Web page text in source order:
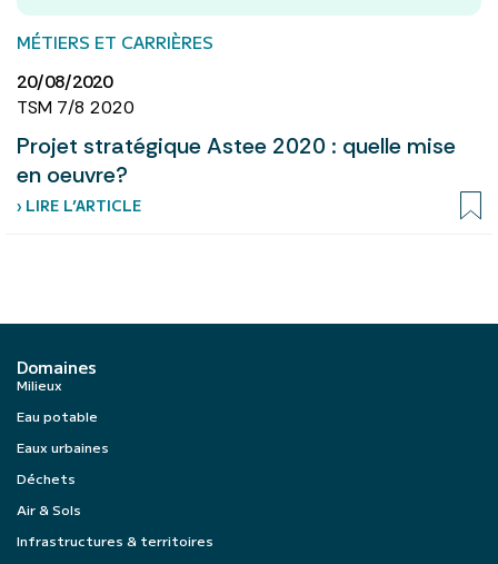
MÉTIERS ET CARRIÈRES
20/08/2020
TSM 7/8 2020
Projet stratégique Astee 2020 : quelle mise
en oeuvre?
› LIRE L’ARTICLE
Domaines
Milieux
Eau potable
Eaux urbaines
Déchets
Air & Sols
Infrastructures & territoires